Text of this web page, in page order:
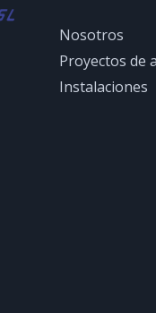
Nosotros
Proyectos de
Instalaciones